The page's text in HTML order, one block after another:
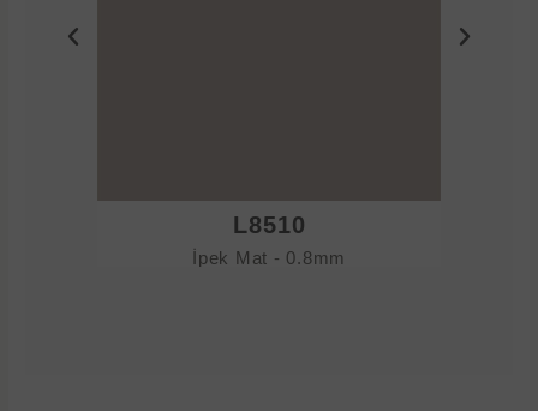
L8510
İpek Mat - 0.8mm